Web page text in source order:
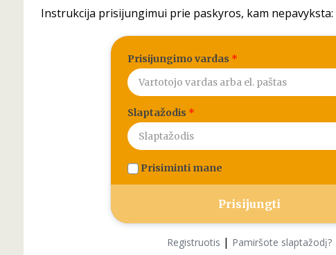
Instrukcija prisijungimui prie paskyros, kam nepavyksta:
Prisijungimo vardas *
Slaptažodis *
Prisiminti mane
Registruotis | Pamiršote slaptažodį?